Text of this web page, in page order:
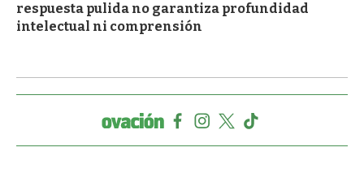
respuesta pulida no garantiza profundidad
intelectual ni comprensión